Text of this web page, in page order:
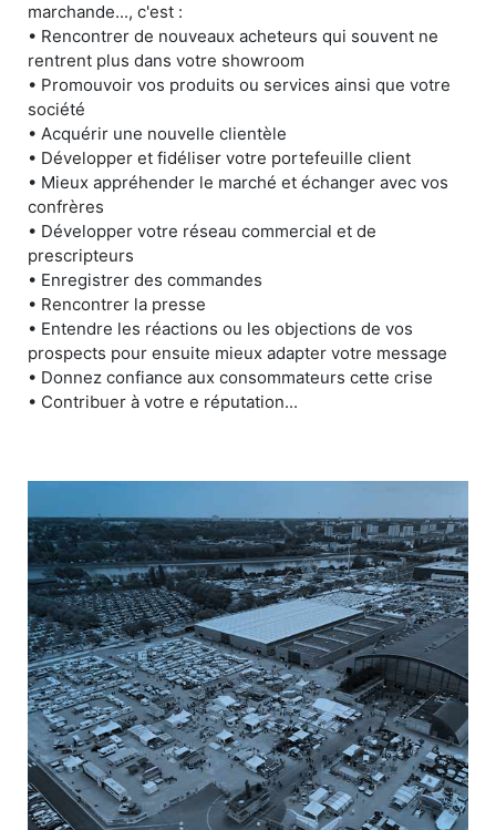
marchande..., c'est :
• Rencontrer de nouveaux acheteurs qui souvent ne
rentrent plus dans votre showroom
• Promouvoir vos produits ou services ainsi que votre
société
• Acquérir une nouvelle clientèle
• Développer et fidéliser votre portefeuille client
• Mieux appréhender le marché et échanger avec vos
confrères
• Développer votre réseau commercial et de
prescripteurs
• Enregistrer des commandes
• Rencontrer la presse
• Entendre les réactions ou les objections de vos
prospects pour ensuite mieux adapter votre message
• Donnez confiance aux consommateurs cette crise
• Contribuer à votre e réputation...